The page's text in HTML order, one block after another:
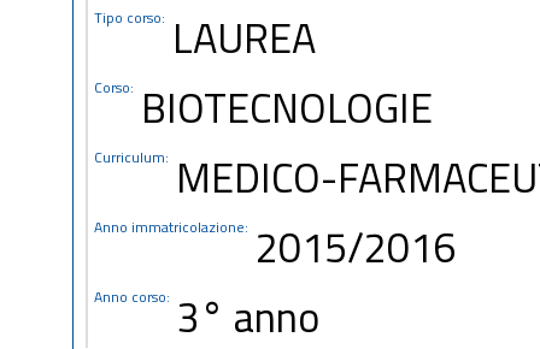
Tipo corso: LAUREA
Corso: BIOTECNOLOGIE
Curriculum: MEDICO-
Anno immatricolazione: 2015/2016
Anno corso: 3° anno